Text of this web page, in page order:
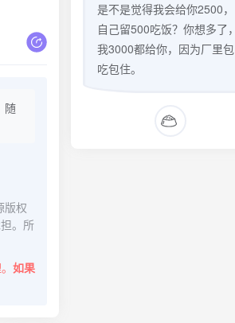
随
版权
。所
如果
是不是觉得我会给你2500，
自己留500吃饭？你想多了，
我3000都给你，因为厂里包
吃包住。